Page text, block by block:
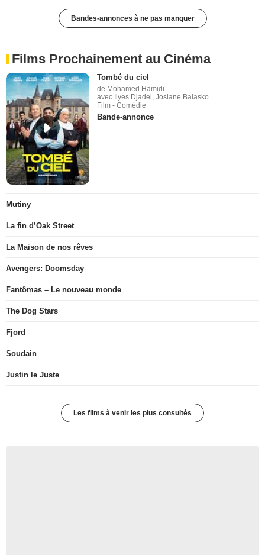
Bandes-annonces à ne pas manquer
Films Prochainement au Cinéma
Tombé du ciel
de Mohamed Hamidi
avec Ilyes Djadel, Josiane Balasko
Film - Comédie
Bande-annonce
Mutiny
La fin d’Oak Street
La Maison de nos rêves
Avengers: Doomsday
Fantômas – Le nouveau monde
The Dog Stars
Fjord
Soudain
Justin le Juste
Les films à venir les plus consultés